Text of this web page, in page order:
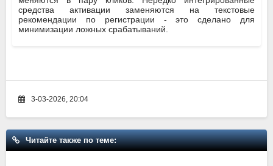
средства активации заменяются на текстовые
рекомендации по регистрации - это сделано для
минимизации ложных срабатываний.
3-03-2026, 20:04
Читайте также по теме: